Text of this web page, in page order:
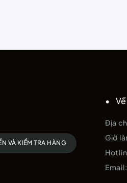
VÀ KIỂM TRA HÀNG
Địa
Giờ
Email: